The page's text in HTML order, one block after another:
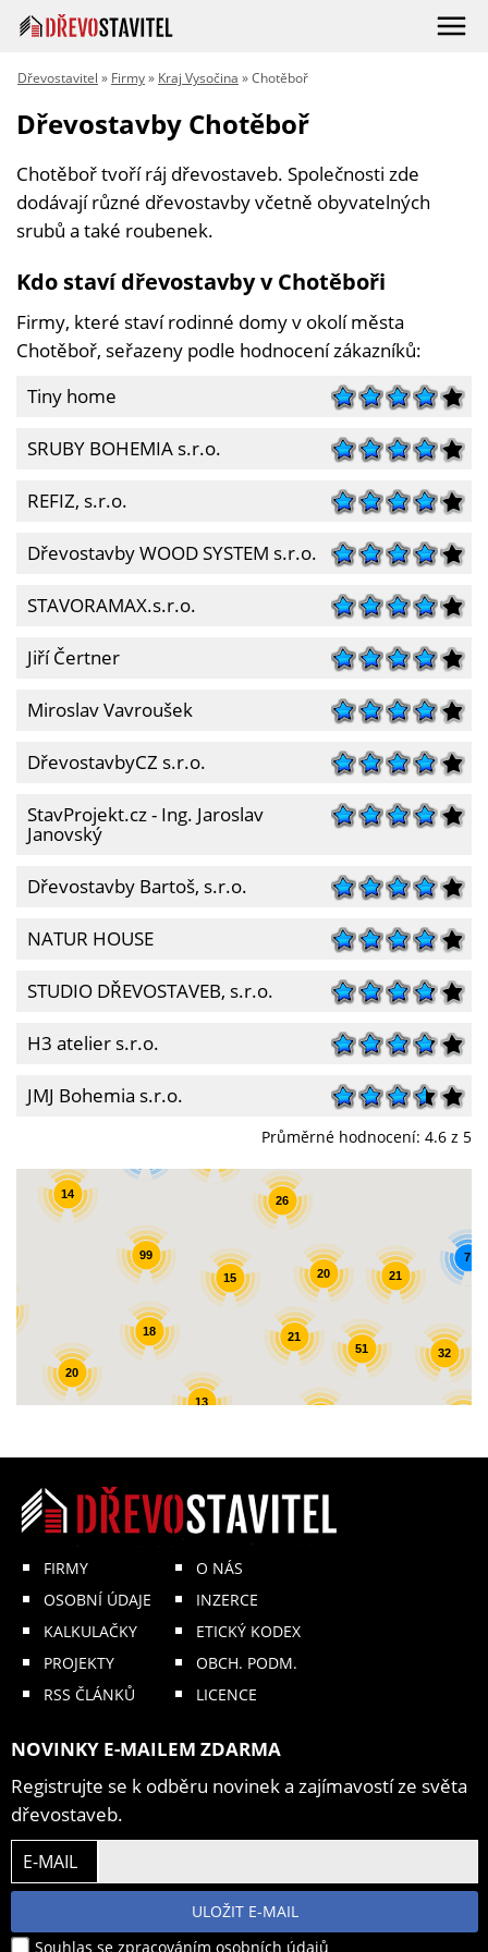
Dřevostavitel » Firmy» Kraj Vysočina » Chotěboř
Dřevostavby Chotěboř
Chotěboř tvoří ráj dřevostaveb. Společnosti zde
dodávají různé dřevostavby včetně obyvatelných
srubů a také roubenek.
Kdo staví dřevostavby v Chotěboři
Firmy, které staví rodinné domy v okolí města
Chotěboř, seřazeny podle hodnocení zákazníků:
Tiny home
SRUBY BOHEMIA s.r.o.
REFIZ, s.r.o.
Dřevostavby WOOD SYSTEM s.r.o.
STAVORAMAX.s.r.o.
Jiří Čertner
Miroslav Vavroušek
DřevostavbyCZ s.r.o.
StavProjekt.cz - Ing. Jaroslav
Janovský
Dřevostavby Bartoš, s.r.o.
NATUR HOUSE
STUDIO DŘEVOSTAVEB, s.r.o.
H3 atelier s.r.o.
JMJ Bohemia s.r.o.
Průměrné hodnocení: 4.6 z 5
51
18
15
32
21
99 7
20
20
14 26
21
13
3
FIRMY
OSOBNÍ ÚDAJE
KALKULAČKY
PROJEKTY
RSS ČLÁNKŮ
O NÁS
INZERCE
ETICKÝ KODEX
OBCH. PODM.
LICENCE
NOVINKY E-MAILEM ZDARMA
Registrujte se k odběru novinek a zajímavostí ze světa
dřevostaveb.
E-MAIL
ULOŽIT E-MAIL
Souhlas se zpracováním osobních údajů